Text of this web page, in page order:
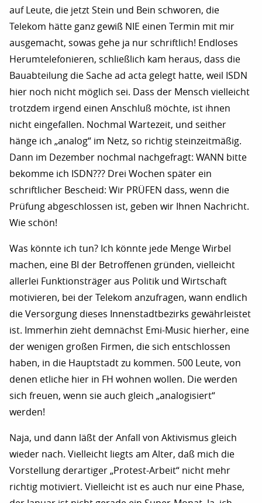
auf Leute, die jetzt Stein und Bein schworen, die
Telekom hätte ganz gewiß NIE einen Termin mit mir
ausgemacht, sowas gehe ja nur schriftlich! Endloses
Herumtelefonieren, schließlich kam heraus, dass die
Bauabteilung die Sache ad acta gelegt hatte, weil ISDN
hier noch nicht möglich sei. Dass der Mensch vielleicht
trotzdem irgend einen Anschluß möchte, ist ihnen
nicht eingefallen. Nochmal Wartezeit, und seither
hänge ich „analog“ im Netz, so richtig steinzeitmäßig.
Dann im Dezember nochmal nachgefragt: WANN bitte
bekomme ich ISDN??? Drei Wochen später ein
schriftlicher Bescheid: Wir PRÜFEN dass, wenn die
Prüfung abgeschlossen ist, geben wir Ihnen Nachricht.
Wie schön!
Was könnte ich tun? Ich könnte jede Menge Wirbel
machen, eine BI der Betroffenen gründen, vielleicht
allerlei Funktionsträger aus Politik und Wirtschaft
motivieren, bei der Telekom anzufragen, wann endlich
die Versorgung dieses Innenstadtbezirks gewährleistet
ist. Immerhin zieht demnächst Emi-Music hierher, eine
der wenigen großen Firmen, die sich entschlossen
haben, in die Hauptstadt zu kommen. 500 Leute, von
denen etliche hier in FH wohnen wollen. Die werden
sich freuen, wenn sie auch gleich „analogisiert“
werden!
Naja, und dann läßt der Anfall von Aktivismus gleich
wieder nach. Vielleicht liegts am Alter, daß mich die
Vorstellung derartiger „Protest-Arbeit“ nicht mehr
richtig motiviert. Vielleicht ist es auch nur eine Phase,